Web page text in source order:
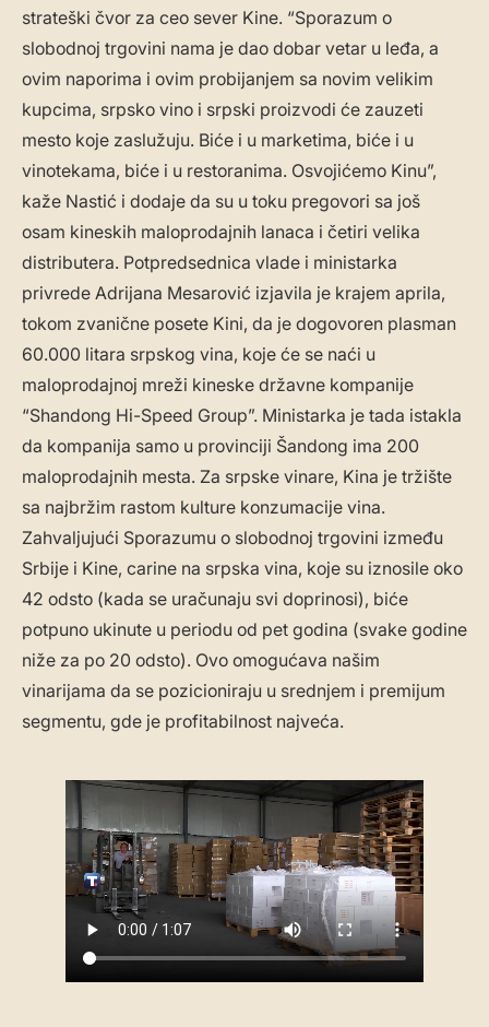
strateški čvor za ceo sever Kine. “Sporazum o
slobodnoj trgovini nama je dao dobar vetar u leđa, a
ovim naporima i ovim probijanjem sa novim velikim
kupcima, srpsko vino i srpski proizvodi će zauzeti
mesto koje zaslužuju. Biće i u marketima, biće i u
vinotekama, biće i u restoranima. Osvojićemo Kinu”,
kaže Nastić i dodaje da su u toku pregovori sa još
osam kineskih maloprodajnih lanaca i četiri velika
distributera. Potpredsednica vlade i ministarka
privrede Adrijana Mesarović izjavila je krajem aprila,
tokom zvanične posete Kini, da je dogovoren plasman
60.000 litara srpskog vina, koje će se naći u
maloprodajnoj mreži kineske državne kompanije
“Shandong Hi-Speed Group”. Ministarka je tada istakla
da kompanija samo u provinciji Šandong ima 200
maloprodajnih mesta. Za srpske vinare, Kina je tržište
sa najbržim rastom kulture konzumacije vina.
Zahvaljujući Sporazumu o slobodnoj trgovini između
Srbije i Kine, carine na srpska vina, koje su iznosile oko
42 odsto (kada se uračunaju svi doprinosi), biće
potpuno ukinute u periodu od pet godina (svake godine
niže za po 20 odsto). Ovo omogućava našim
vinarijama da se pozicioniraju u srednjem i premijum
segmentu, gde je profitabilnost najveća.